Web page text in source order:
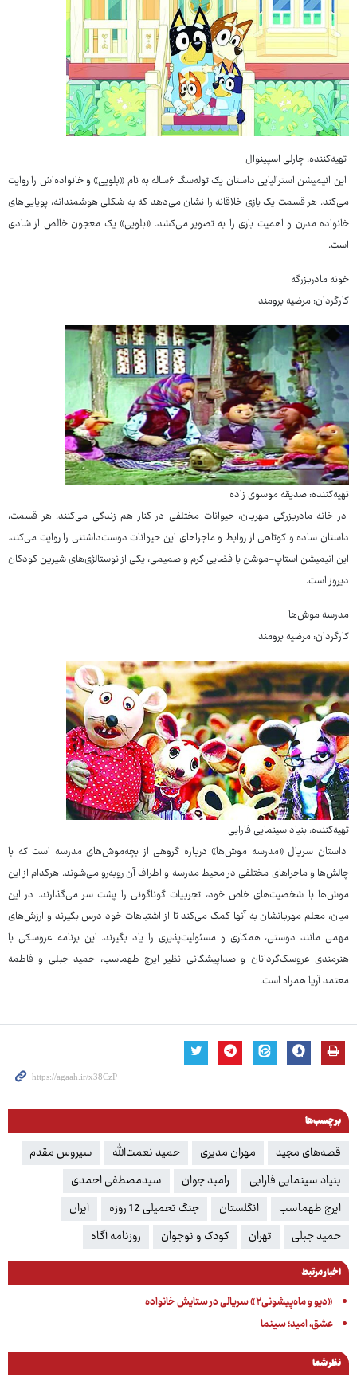
تهیه‌کننده: چارلی اسپینوال
این انیمیشن استرالیایی داستان یک توله‌سگ ۶ساله به نام «بلویی» و خانواده‌اش را روایت
می‌کند. هر قسمت یک بازی خلاقانه را نشان می‌دهد که به شکلی هوشمندانه، پویایی‌های
خانواده مدرن و اهمیت بازی را به تصویر می‌کشد. «بلویی» یک معجون خالص از شادی
است.
خونه مادربزرگه
کارگردان: مرضیه برومند
تهیه‌کننده: صدیقه موسوی زاده
در خانه مادربزرگی مهربان، حیوانات مختلفی در کنار هم زندگی می‌کنند. هر قسمت،
داستان ساده و کوتاهی از روابط و ماجراهای این حیوانات دوست‌داشتنی را روایت می‌کند.
این انیمیشن استاپ-موشن با فضایی گرم و صمیمی، یکی از نوستالژی‌های شیرین کودکان
دیروز است.
مدرسه‌ موش‌ها
کارگردان: مرضیه برومند
تهیه‌کننده: بنیاد سینمایی فارابی
داستان سریال «مدرسه موش‌ها» درباره گروهی از بچه‌موش‌های مدرسه است که با
چالش‌ها و ماجراهای مختلفی در محیط مدرسه و اطراف آن روبه‌رو می‌شوند. هرکدام از این
موش‌ها با شخصیت‌های خاص خود، تجربیات گوناگونی را پشت سر می‌گذارند. در این
میان، معلم مهربانشان به آنها کمک می‌کند تا از اشتباهات خود درس بگیرند و ارزش‌های
مهمی مانند دوستی، همکاری و مسئولیت‌پذیری را یاد بگیرند. این برنامه عروسکی با
هنرمندی عروسک‌گردانان و صداپیشگانی نظیر ایرج طهماسب، حمید جبلی و فاطمه
معتمد آریا همراه است.
برچسب‌ها
قصه‌های مجید مهران مدیری حمید نعمت‌الله
سیروس مقدم
بنیاد سینمایی فارابی
رامبد جوان
سیدمصطفی احمدی
ایرج طهماسب
انگلستان جنگ تحمیلی 12 روزه
ایران
حمید جبلی
تهران کودک و نوجوان روزنامه آگاه
اخبار مرتبط
«دیو و ماه‌پیشونی۲» سریالی در ستایش خانواده
عشق، امید؛ سینما
نظر شما